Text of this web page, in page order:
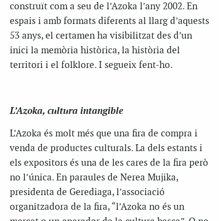
construït com a seu de l’Azoka l’any 2002. En
espais i amb formats diferents al llarg d’aquests
53 anys, el certamen ha visibilitzat des d’un
inici la memòria històrica, la història del
territori i el folklore. I segueix fent-ho.
L’Azoka, cultura intangible
L’Azoka és molt més que una fira de compra i
venda de productes culturals. La dels estants i
els expositors és una de les cares de la fira però
no l’única. En paraules de Nerea Mujika,
presidenta de Gerediaga, l’associació
organitzadora de la fira, “l’Azoka no és un